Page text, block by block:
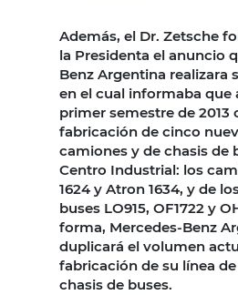
Además, el Dr. Zetsche
la Presidenta el anuncio
Benz Argentina realizara
en el cual informaba que
primer semestre de 2013
fabricación de cinco
camiones y de chasis de
Centro Industrial: los
1624 y Atron 1634, y de
buses LO915, OF1722 y
forma, Mercedes-Benz
duplicará el volumen
fabricación de su línea
chasis de buses.